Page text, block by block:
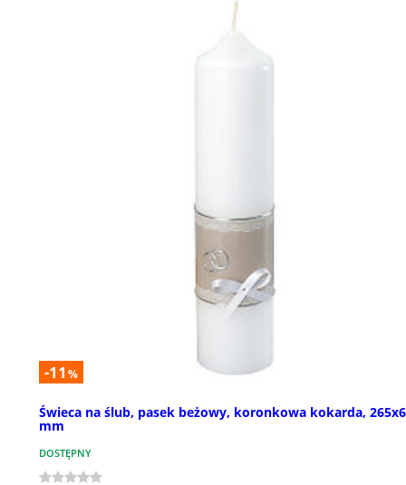
-11 %
Świeca na ślub, pasek beżowy, koronkowa kokarda,
mm
DOSTĘPNY